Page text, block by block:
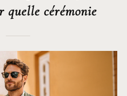
quelle cérémonie